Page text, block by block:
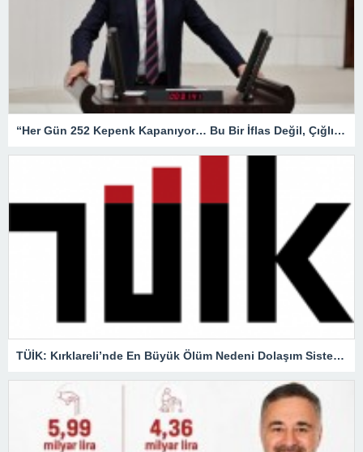
“Her Gün 252 Kepenk Kapanıyor… Bu Bir İflas Değil, Çığlıktır!”
TÜİK: Kırklareli’nde En Büyük Ölüm Nedeni Dolaşım Sistemi Hastalıkları